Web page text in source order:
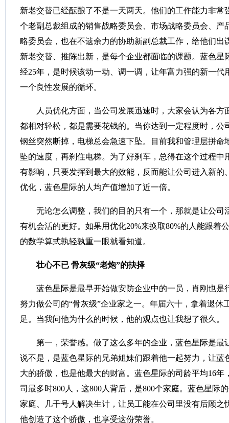
新老交替已经酝酿了不是一天两天。他们的工作能力非常
个老副总裁组成的销售战略委员会、市场战略委员会、产
略委员会，也在不遗余力的协助新副总裁工作，给他们出
新老交替、推陈出新，是每个企业都面临的课题。蓝色星
经25年，是时候该动一动、调一调，让年富力强的新一代
一个良性发展的循环。
人员优化方面，当公司发展迅速时，大家会认为各方
都相对轻松，都是需要花钱的。当你达到一定程度时，公
钢丝突然断掉，电梯总会急速下坠。目前我和管理层拼命
坠的速度，再刹住电梯。为了好刹车，总得在这个过程中
有影响，只要发挥到最大的效能，反而能让公司进入新的
优化，蓝色星际的人均产值增加了近一倍。
无论怎么调整，我们的目的只有一个，那就是让公司
有机会活的更好。如果用优化20%来换取80%的人能跟着
的数学算式孰轻孰重一眼就看知道。
壮心不已 骨灰级“老炮”的抉择
蓝色星际是最早开始做安防企业中的一员，肖刚也是
努力做公司的“骨灰级”企业家之一。年届六十，拿着退休
足。当我问他为什么的时候，他的观点也让我想了很久。
第一，荣誉感。做了这么多年的企业，蓝色星际是最
说不是，是蓝色星际的兄弟姐妹们跟着他一起努力，让蓝
大的骄傲，也是他最大的财富。蓝色星际的司龄平均16年
司最多时800人，这800人背后，是800个家庭。蓝色星际
家庭、几千号人解决生计，让员工能在公司里没有后顾之
他创造了这个骄傲，也享受这份荣誉。